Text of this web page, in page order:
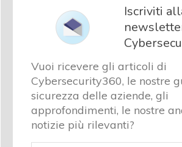
Iscriviti
Vuoi ricevere gli articoli di
Cybersecurity360, le nostre
sicurezza delle aziende, gli
approfondimenti, le nostre
notizie più rilevanti?